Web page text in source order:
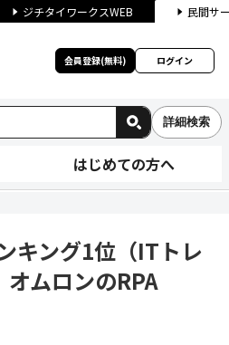
ジチタイワークスWEB 民間サ
会員登録(無料) ログイン
詳細検索
はじめての方へ
キング1位（ITトレ
オムロンのRPA